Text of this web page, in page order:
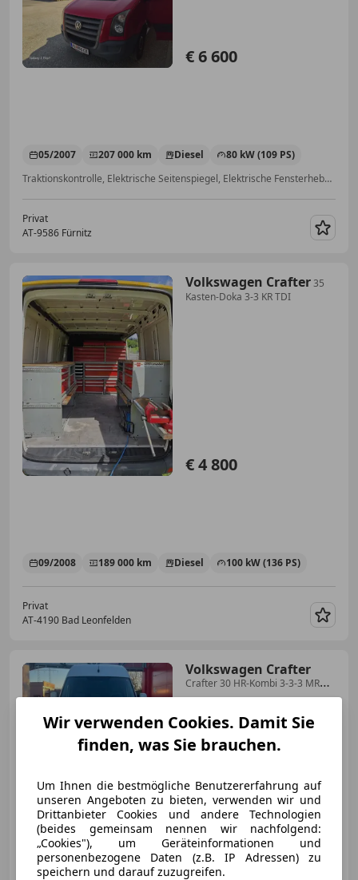
€ 6 600
05/2007 207 000 km Diesel
80 kW (109 PS)
Traktionskontrolle, Elektrische Seitenspiegel, Elektrische Fensterheber, Winterreifen, Schiebetür, Fahrerairbag, Partikelfilter, ESP
Privat
AT-9586 Fürnitz
Volkswagen Crafter35
Kasten-Doka 3-3 KR TDI
€ 4 800
09/2008 189 000 km Diesel 100 kW (136 PS)
Privat
AT-4190 Bad Leonfelden
Volkswagen Crafter
Crafter 30 HR-Kombi 3-3-3 MR
TDI
06/2009 310 800 km Diesel 100 kW (136 PS)
Wir verwenden Cookies. Damit Sie
finden, was Sie brauchen.
Um Ihnen die bestmögliche Benutzererfahrung auf
unseren Angeboten zu bieten, verwenden wir und
Drittanbieter Cookies und andere Technologien
(beides gemeinsam nennen wir nachfolgend:
„Cookies"), um Geräteinformationen und
personenbezogene Daten (z.B. IP Adressen) zu
speichern und darauf zuzugreifen.